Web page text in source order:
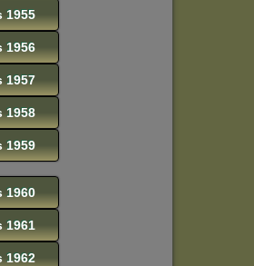
1955
1956
1957
1958
1959
1960
1961
1962